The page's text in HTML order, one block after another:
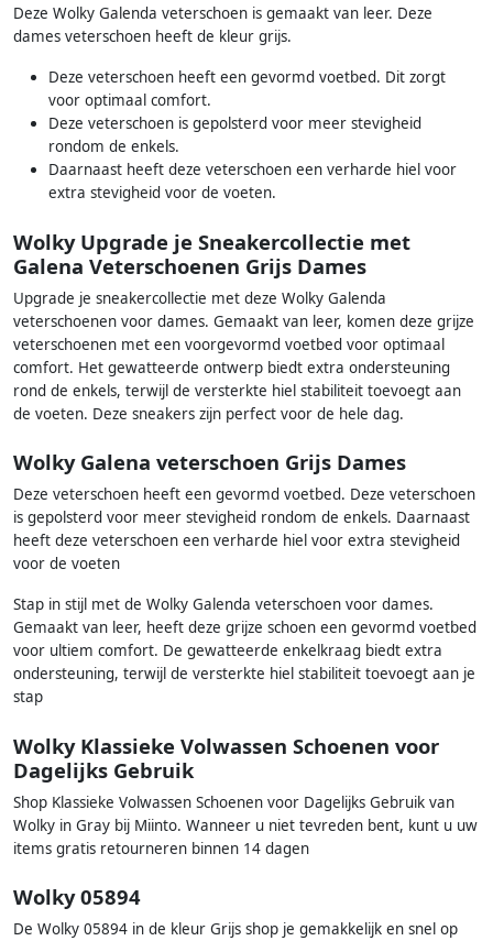
Deze Wolky Galenda veterschoen is gemaakt van leer. Deze
dames veterschoen heeft de kleur grijs.
Deze veterschoen heeft een gevormd voetbed. Dit zorgt
voor optimaal comfort.
Deze veterschoen is gepolsterd voor meer stevigheid
rondom de enkels.
Daarnaast heeft deze veterschoen een verharde hiel voor
extra stevigheid voor de voeten.
Wolky Upgrade je Sneakercollectie met
Galena Veterschoenen Grijs Dames
Upgrade je sneakercollectie met deze Wolky Galenda
veterschoenen voor dames. Gemaakt van leer, komen deze grijze
veterschoenen met een voorgevormd voetbed voor optimaal
comfort. Het gewatteerde ontwerp biedt extra ondersteuning
rond de enkels, terwijl de versterkte hiel stabiliteit toevoegt aan
de voeten. Deze sneakers zijn perfect voor de hele dag.
Wolky Galena veterschoen Grijs Dames
Deze veterschoen heeft een gevormd voetbed. Deze veterschoen
is gepolsterd voor meer stevigheid rondom de enkels. Daarnaast
heeft deze veterschoen een verharde hiel voor extra stevigheid
voor de voeten
Stap in stijl met de Wolky Galenda veterschoen voor dames.
Gemaakt van leer, heeft deze grijze schoen een gevormd voetbed
voor ultiem comfort. De gewatteerde enkelkraag biedt extra
ondersteuning, terwijl de versterkte hiel stabiliteit toevoegt aan je
stap
Wolky Klassieke Volwassen Schoenen voor
Dagelijks Gebruik
Shop Klassieke Volwassen Schoenen voor Dagelijks Gebruik van
Wolky in Gray bij Miinto. Wanneer u niet tevreden bent, kunt u uw
items gratis retourneren binnen 14 dagen
Wolky 05894
De Wolky 05894 in de kleur Grijs shop je gemakkelijk en snel op